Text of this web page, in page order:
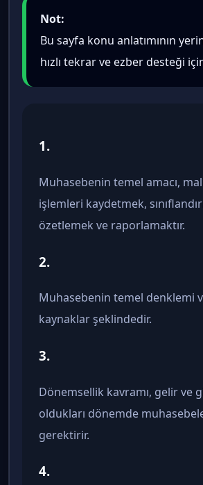
Not:
Bu sayfa konu anlatımının
hızlı tekrar ve ezber desteği
1.
Muhasebenin temel amacı,
işlemleri kaydetmek,
özetlemek ve raporlamaktır.
2.
Muhasebenin temel denklemi
kaynaklar şeklindedir.
3.
Dönemsellik kavramı, gelir ve
oldukları dönemde
gerektirir.
4.